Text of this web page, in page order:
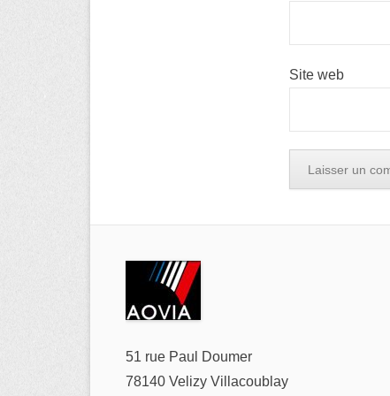
Site web
51 rue Paul Doumer
78140 Velizy Villacoublay